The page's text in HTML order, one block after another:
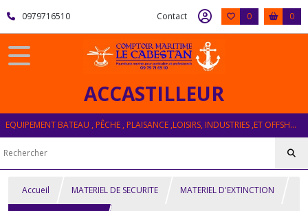
0979716510 Contact 0 0
ACCASTILLEUR
EQUIPEMENT BATEAU , PÊCHE , PLAISANCE ,LOISIRS, INDUSTRIES ,ET OFFSHORE
Accueil MATERIEL DE SECURITE MATERIEL D'EXTINCTION